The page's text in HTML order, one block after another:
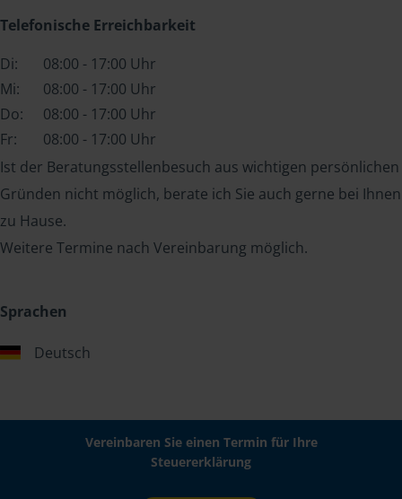
Telefonische Erreichbarkeit
Di:
08:00 - 17:00 Uhr
Mi:
08:00 - 17:00 Uhr
Do:
08:00 - 17:00 Uhr
Fr:
08:00 - 17:00 Uhr
Ist der Beratungsstellenbesuch aus wichtigen persönlichen
Gründen nicht möglich, berate ich Sie auch gerne bei Ihnen
zu Hause.
Weitere Termine nach Vereinbarung möglich.
Sprachen
Deutsch
Vereinbaren Sie einen Termin für Ihre
Steuererklärung